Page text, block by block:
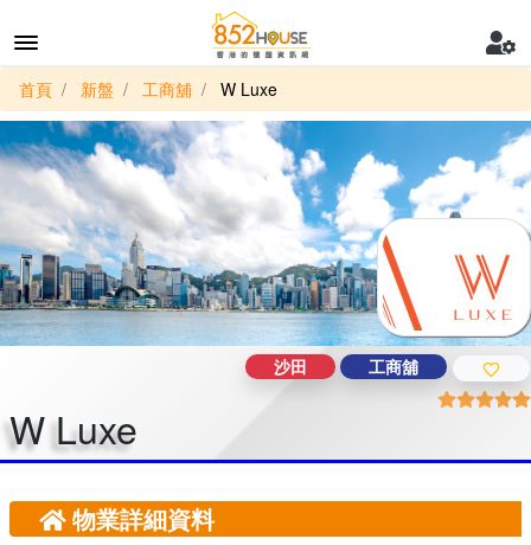
首頁 新盤 工商舖 W Luxe
W Luxe
沙田 工商舖
物業詳細資料